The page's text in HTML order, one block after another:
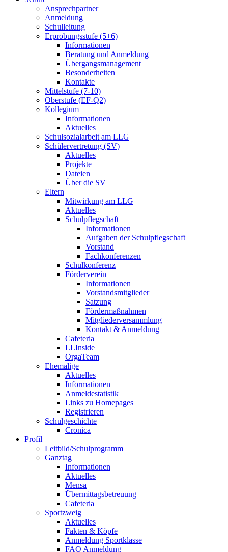
Ansprechpartner
Anmeldung
Schulleitung
Erprobungsstufe (5+6)
Informationen
Beratung und Anmeldung
Übergangsmanagement
Besonderheiten
Kontakte
Mittelstufe (7-10)
Oberstufe (EF-Q2)
Kollegium
Informationen
Aktuelles
Schulsozialarbeit am LLG
Schülervertretung (SV)
Aktuelles
Projekte
Dateien
Über die SV
Eltern
Mitwirkung am LLG
Aktuelles
Schulpflegschaft
Informationen
Aufgaben der Schulpflegschaft
Vorstand
Fachkonferenzen
Schulkonferenz
Förderverein
Informationen
Vorstandsmitglieder
Satzung
Fördermaßnahmen
Mitgliederversammlung
Kontakt & Anmeldung
Cafeteria
LLInside
OrgaTeam
Ehemalige
Aktuelles
Informationen
Anmeldestatistik
Links zu Homepages
Registrieren
Schulgeschichte
Cronica
Profil
Leitbild/Schulprogramm
Ganztag
Informationen
Aktuelles
Mensa
Übermittagsbetreuung
Cafeteria
Sportzweig
Aktuelles
Fakten & Köpfe
Anmeldung Sportklasse
FAQ Anmeldung